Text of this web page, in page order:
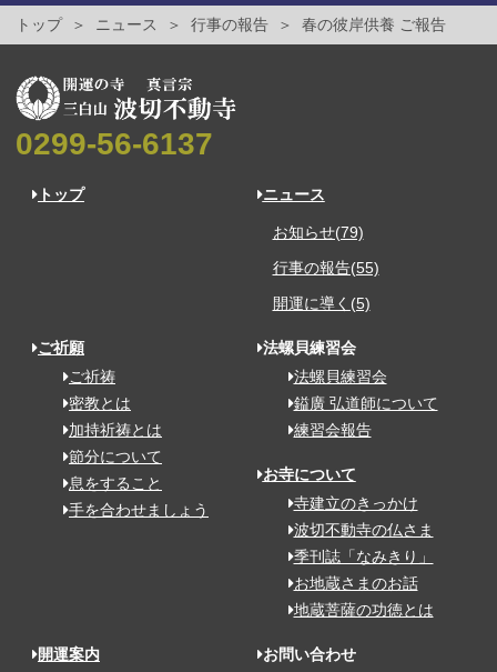
トップ ニュース 行事の報告 春の彼岸供養 ご報告
0299-56-6137
トップ ニュース
お知らせ(79)
行事の報告(55)
開運に導く(5)
ご祈願
ご祈祷
密教とは
加持祈祷とは
節分について
息をすること
手を合わせましょう
法螺貝練習会
法螺貝練習会
鎰廣 弘道師について
練習会報告
お寺について
寺建立のきっかけ
波切不動寺の仏さま
季刊誌「なみきり」
お地蔵さまのお話
地蔵菩薩の功徳とは
開運案内
お問い合わせ